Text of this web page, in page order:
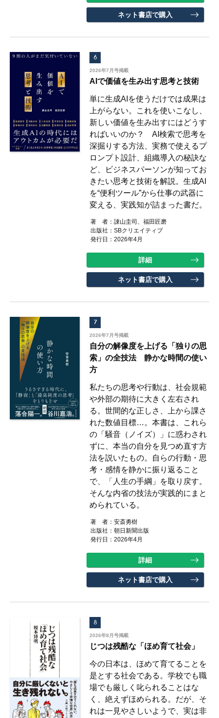
ネット書店で購入
6
2026年7月号掲載
AIで価値を生み出す思考と技術
単に生成AIを使うだけでは成果は
上がらない。これを使いこなし、
新しい価値を生み出すにはどうす
ればいいのか？ AI検索で思考を
深掘りする方法、実務で使えるプ
ロンプト設計、組織導入の秘訣な
ど、ビジネスパーソンが知ってお
きたい思考と技術を解説。生成AI
を“便利ツール”から仕事の武器に
変える、実践知が詰まった書だ。
著 者： 諌山圭司、福田匠磨
出版社： SBクリエイティブ
発行日：2026年4月
詳細
ネット書店で購入
7
2026年7月号掲載
自分の解像度を上げる「独りの思
索」の全技法 静かな時間の使い
方
私たちの思考や行動は、社会規範
や外部の期待に大きく左右され
る。世間的な正しさ、上から課さ
れた数値目標…。本書は、これら
の「騒音（ノイズ）」に惑わされ
ずに、本当の自分を見つめ直す方
法を説いたもの。自らの行動・思
考・感情を静かに振り返ること
で、「人生の手綱」を取り戻す。
そんな内省の技法が実践的にまと
められている。
著 者： 安斎勇樹
出版社： 朝日新聞出版
発行日：2026年4月
詳細
ネット書店で購入
8
2026年8月号掲載
じつは残酷な「ほめ育て社会」
今の日本は、ほめて育てることを
是とする社会である。学校でも職
場でも厳しく叱られることはな
く、絶えずほめられる。だが、そ
れは一見やさしいようで、実は非